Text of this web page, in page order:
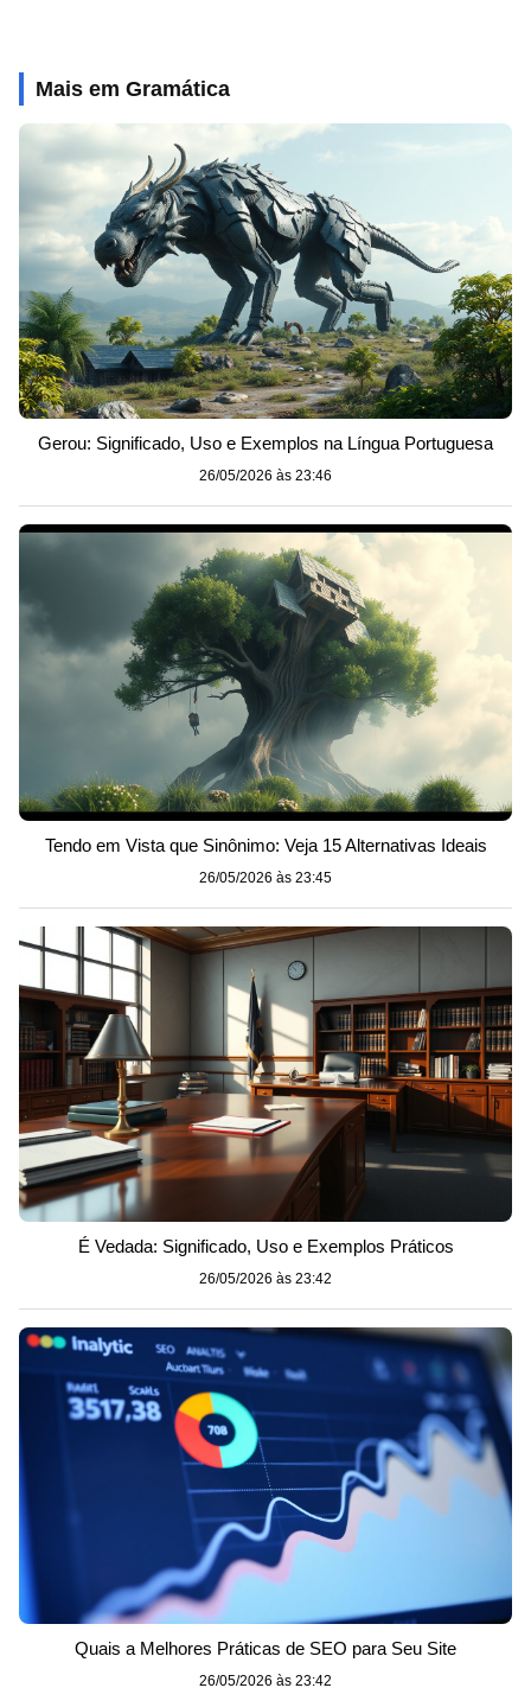
Mais em Gramática
Gerou: Significado, Uso e Exemplos na Língua Portuguesa
26/05/2026 às 23:46
Tendo em Vista que Sinônimo: Veja 15 Alternativas Ideais
26/05/2026 às 23:45
É Vedada: Significado, Uso e Exemplos Práticos
26/05/2026 às 23:42
Quais a Melhores Práticas de SEO para Seu Site
26/05/2026 às 23:42